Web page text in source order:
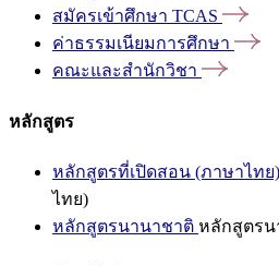
สมัครเข้าศึกษา TCAS
ค่าธรรมเนียมการศึกษา
คณะและสำนักวิชา
หลักสูตร
หลักสูตรที่เปิดสอน (ภาษาไทย)
ไทย)
หลักสูตรนานาชาติ หลักสูตรน